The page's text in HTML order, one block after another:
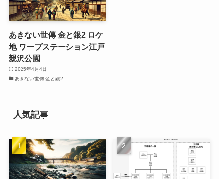
あきない世傳 金と銀2 ロケ
地 ワープステーション江戸
親沢公園
2025年4月4日
あきない世傳 金と銀2
人気記事